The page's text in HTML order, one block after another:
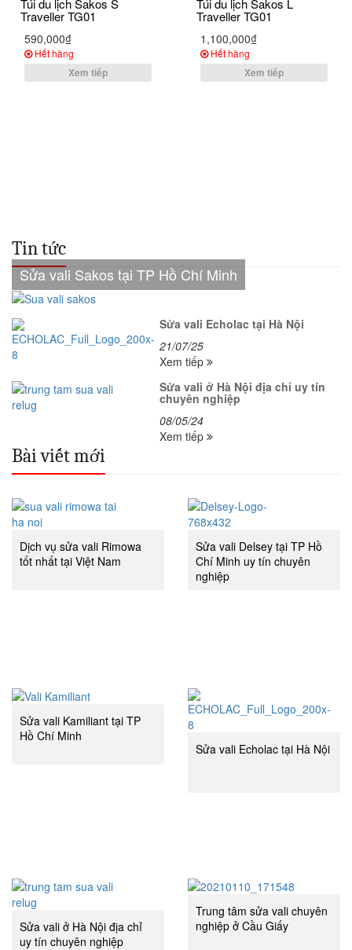
Túi du lịch Sakos S
Traveller TG01
590,000₫
Hết hàng
Xem tiếp
Túi du lịch Sakos L
Traveller TG01
1,100,000₫
Hết hàng
Xem tiếp
Tin tức
Sửa vali Sakos tại TP Hồ Chí Minh
Sửa vali Echolac tại Hà Nội
21/07/25
Xem tiếp
Sửa vali ở Hà Nội địa chỉ uy tín
chuyên nghiệp
08/05/24
Xem tiếp
Bài viết mới
Dịch vụ sửa vali Rimowa
tốt nhất tại Việt Nam
Sửa vali Delsey tại TP Hồ
Chí Minh uy tín chuyên
nghiệp
Sửa vali Kamiliant tại TP
Hồ Chí Minh
Sửa vali Echolac tại Hà Nội
Sửa vali ở Hà Nội địa chỉ
uy tín chuyên nghiệp
Trung tâm sửa vali chuyên
nghiệp ở Cầu Giấy